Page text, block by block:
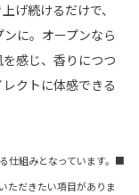
げ続けるだけで、
に。オープンなら
感じ、香りにつつ
クトに体感できる
仕組みとなっています。■
ただきたい項目がありま